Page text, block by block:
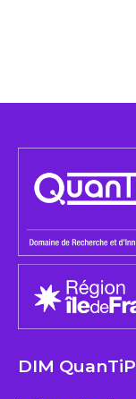
DIM QuanTiP